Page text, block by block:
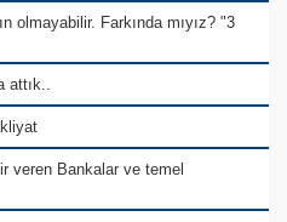
olmayabilir. Farkında mıyız? "3
attık..
veren Bankalar ve temel